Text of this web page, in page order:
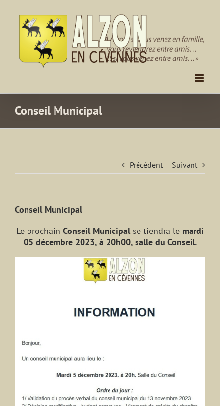
contenu
Conseil Municipal
Précédent Suivant
Conseil Municipal
Le prochain Conseil Municipalse tiendra le mardi
05 décembre 2023, à 20h00, salle du Conseil.